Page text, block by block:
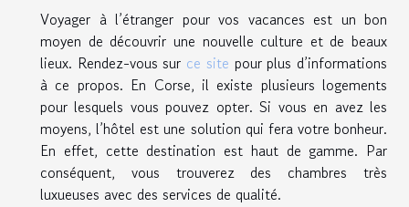
Voyager à l’étranger pour vos vacances est un bon
moyen de découvrir une nouvelle culture et de beaux
lieux. Rendez-vous sur ce site pour plus d’informations
à ce propos. En Corse, il existe plusieurs logements
pour lesquels vous pouvez opter. Si vous en avez les
moyens, l’hôtel est une solution qui fera votre bonheur.
En effet, cette destination est haut de gamme. Par
conséquent, vous trouverez des chambres très
luxueuses avec des services de qualité.